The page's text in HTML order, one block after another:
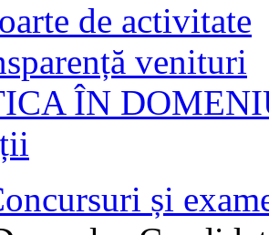
de activitate
venituri
ÎN
și